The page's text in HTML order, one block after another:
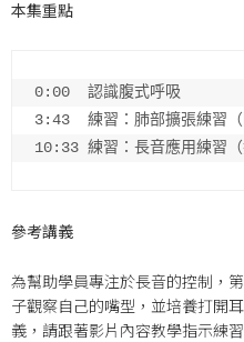
本集重點
0:00  認識腹式呼吸
10:33 練習：長音應用練習（
參考講義
為幫助學員專注於長音的控制，
子觀察自己的嘴型，並培養打開
義，請跟著影片內容教學指示練習